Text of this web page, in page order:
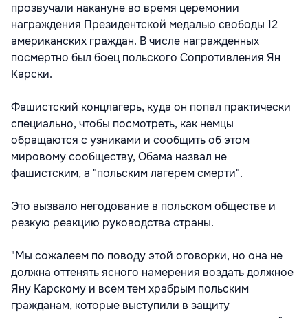
прозвучали накануне во время церемонии
награждения Президентской медалью свободы 12
американских граждан. В числе награжденных
посмертно был боец польского Сопротивления Ян
Карски.
Фашистский концлагерь, куда он попал практически
специально, чтобы посмотреть, как немцы
обращаются с узниками и сообщить об этом
мировому сообществу, Обама назвал не
фашистским, а "польским лагерем смерти".
Это вызвало негодование в польском обществе и
резкую реакцию руководства страны.
"Мы сожалеем по поводу этой оговорки, но она не
должна оттенять ясного намерения воздать должное
Яну Карскому и всем тем храбрым польским
гражданам, которые выступили в защиту